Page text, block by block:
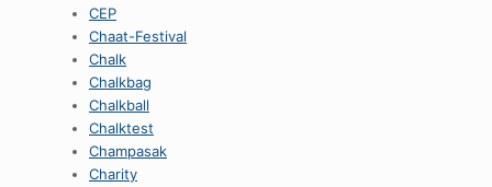
CEP
Chaat-Festival
Chalk
Chalkbag
Chalkball
Chalktest
Champasak
Charity